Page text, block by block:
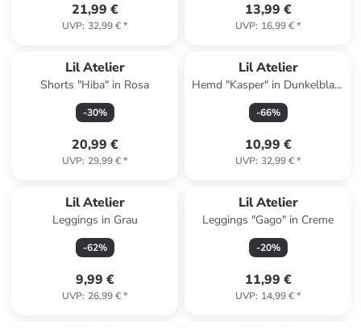
21,99 €
UVP: 32,99 €*
13,99 €
UVP: 16,99 €*
Lil Atelier
Shorts "Hiba" in Rosa
-30%
20,99 €
UVP: 29,99 €*
Lil Atelier
Hemd "Kasper" in Dunkelblau/
Weiß
-66%
10,99 €
UVP: 32,99 €*
Lil Atelier
Leggings in Grau
-62%
9,99 €
UVP: 26,99 €*
Lil Atelier
Leggings "Gago" in Creme
-20%
11,99 €
UVP: 14,99 €*